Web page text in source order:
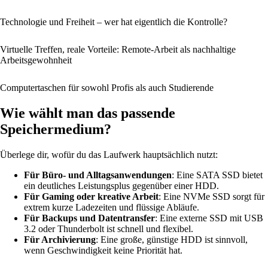
Technologie und Freiheit – wer hat eigentlich die Kontrolle?
Virtuelle Treffen, reale Vorteile: Remote-Arbeit als nachhaltige
Arbeitsgewohnheit
Computertaschen für sowohl Profis als auch Studierende
Wie wählt man das passende
Speichermedium?
Überlege dir, wofür du das Laufwerk hauptsächlich nutzt:
Für Büro- und Alltagsanwendungen: Eine SATA SSD bietet
ein deutliches Leistungsplus gegenüber einer HDD.
Für Gaming oder kreative Arbeit: Eine NVMe SSD sorgt für
extrem kurze Ladezeiten und flüssige Abläufe.
Für Backups und Datentransfer: Eine externe SSD mit USB
3.2 oder Thunderbolt ist schnell und flexibel.
Für Archivierung: Eine große, günstige HDD ist sinnvoll,
wenn Geschwindigkeit keine Priorität hat.